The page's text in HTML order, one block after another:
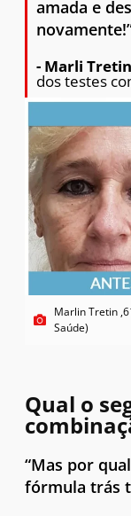
amada e
- Marli
dos testes
Marlin Tretin
Saúde)
Qual o
“Mas por
fórmula trás